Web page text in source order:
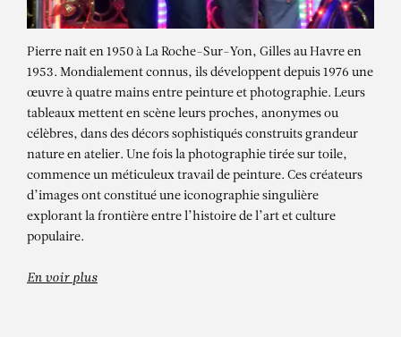
PIERRE ET GILLES
Hola Paris (Pablo Bravo)
Pierre naît en 1950 à La Roche-Sur-Yon, Gilles au Havre en
1953. Mondialement connus, ils développent depuis 1976 une
œuvre à quatre mains entre peinture et photographie. Leurs
tableaux mettent en scène leurs proches, anonymes ou
célèbres, dans des décors sophistiqués construits grandeur
nature en atelier. Une fois la photographie tirée sur toile,
commence un méticuleux travail de peinture. Ces créateurs
d’images ont constitué une iconographie singulière
explorant la frontière entre l’histoire de l’art et culture
populaire.
En voir plus